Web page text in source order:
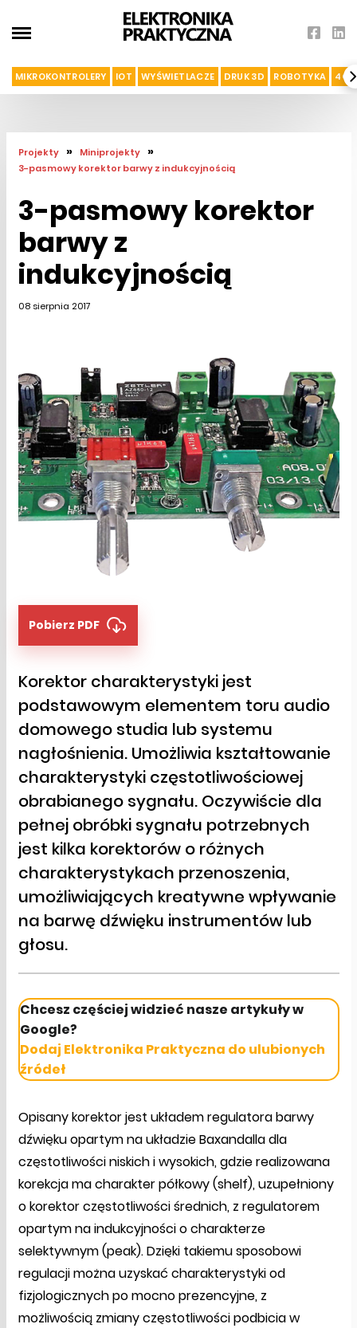
MIKROKONTROLERY IOT WYŚWIETLACZE DRUK 3D ROBOTYKA 4G I
Projekty » Miniprojekty »
3-pasmowy korektor barwy z indukcyjnością
3-pasmowy korektor
barwy z
indukcyjnością
08 sierpnia 2017
Pobierz PDF
Korektor charakterystyki jest
podstawowym elementem toru audio
domowego studia lub systemu
nagłośnienia. Umożliwia kształtowanie
charakterystyki częstotliwościowej
obrabianego sygnału. Oczywiście dla
pełnej obróbki sygnału potrzebnych
jest kilka korektorów o różnych
charakterystykach przenoszenia,
umożliwiających kreatywne wpływanie
na barwę dźwięku instrumentów lub
głosu.
Chcesz częściej widzieć nasze artykuły w
Google?
Dodaj Elektronika Praktyczna do ulubionych
źródeł
Opisany korektor jest układem regulatora barwy
dźwięku opartym na układzie Baxandalla dla
częstotliwości niskich i wysokich, gdzie realizowana
korekcja ma charakter półkowy (shelf), uzupełniony
o korektor częstotliwości średnich, z regulatorem
opartym na indukcyjności o charakterze
selektywnym (peak). Dzięki takiemu sposobowi
regulacji można uzyskać charakterystyki od
fizjologicznych po mocno prezencyjne, z
możliwością zmiany częstotliwości podbicia w